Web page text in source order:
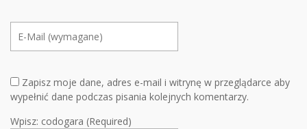
Zapisz moje dane, adres e-mail i witrynę w przeglądarce aby
wypełnić dane podczas pisania kolejnych komentarzy.
Wpisz: codogara (Required)